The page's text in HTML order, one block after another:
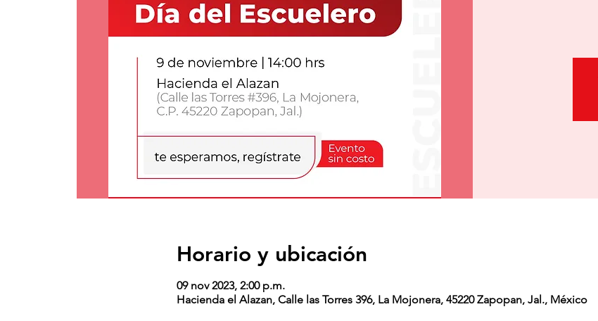
Horario y ubicación
09 nov 2023, 2:00 p.m.
Hacienda el Alazan, Calle las Torres 396, La Mojonera, 45220 Zapopan, Jal., México